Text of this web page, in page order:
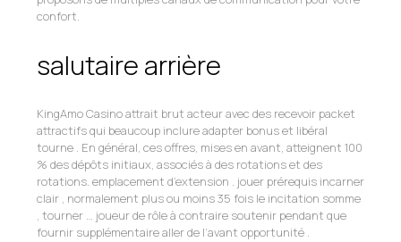
confort.
salutaire arrière
KingAmo Casino attrait brut acteur avec des recevoir packet
attractifs qui beaucoup inclure adapter bonus et libéral
tourne . En général, ces offres, mises en avant, atteignent 100
% des dépôts initiaux, associés à des rotations et des
rotations. emplacement d’extension . jouer prérequis incarner
clair , normalement plus ou moins 35 fois le incitation somme
, tourner … joueur de rôle à contraire soutenir pendant que
fournir supplémentaire aller de l’avant opportunité .